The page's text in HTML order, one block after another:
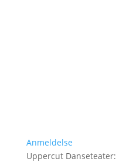
Anmeldelse
Uppercut Danseteater: